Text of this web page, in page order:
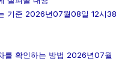
기준 2026년07월08일 12시38
를 확인하는 방법 2026년07월